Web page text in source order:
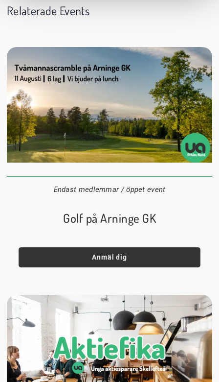
Relaterade Events
11 augusti
08:00
Arninge Golfklubb
Endast medlemmar / öppet event
Golf på Arninge GK
Anmäl dig